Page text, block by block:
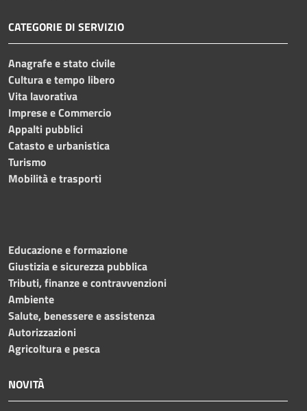
CATEGORIE DI SERVIZIO
Anagrafe e stato civile
Cultura e tempo libero
Vita lavorativa
Imprese e Commercio
Appalti pubblici
Catasto e urbanistica
Turismo
Mobilità e trasporti
Educazione e formazione
Giustizia e sicurezza pubblica
Tributi, finanze e contravvenzioni
Ambiente
Salute, benessere e assistenza
Autorizzazioni
Agricoltura e pesca
NOVITÀ